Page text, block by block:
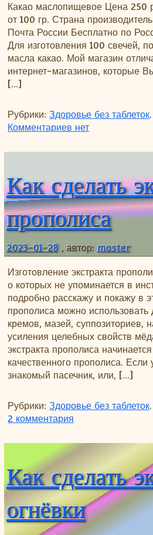
Какао маслопищевое Цена 250
от 100 гр. Страна
Почта России Бесплатно по
Для изготовления 100 свечей,
масла какао. Мой магазин
интернет-магазинов, которые
[…]
Рубрики: Здоровье без таблеток.
Комментариев к записи Купить
нет
Как сделать
прополиса
2023-01-28 , автор: master
Изготовление экстракта
о которых не упоминается в
подробно расскажу и покажу в
прополиса можно использовать
кремов, мазей, суппозиториев,
усиления целебных свойств
экстракта прополиса
качественного прополиса.
знакомый пасечник, или, […]
Рубрики: Здоровье без таблеток.
2 комментария
Как сделать
огнёвки